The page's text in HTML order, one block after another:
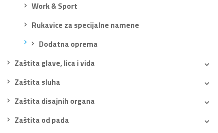
Work & Sport
Rukavice za specijalne namene
Dodatna oprema
Zaštita glave, lica i vida
Zaštita sluha
Zaštita disajnih organa
Zaštita od pada